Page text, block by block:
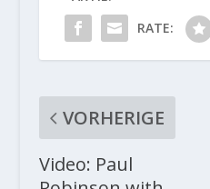
RATE:
VORHERIGE
Video: Paul